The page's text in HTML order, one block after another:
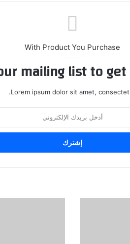
With Product You Purchase
mailing list to
Lorem ipsum dolor sit amet,